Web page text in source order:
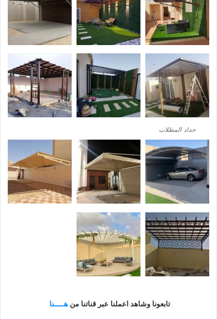
حداد المظلات
تابعونا وشاهد اعملنا عبر قناتنا من هـــــنا